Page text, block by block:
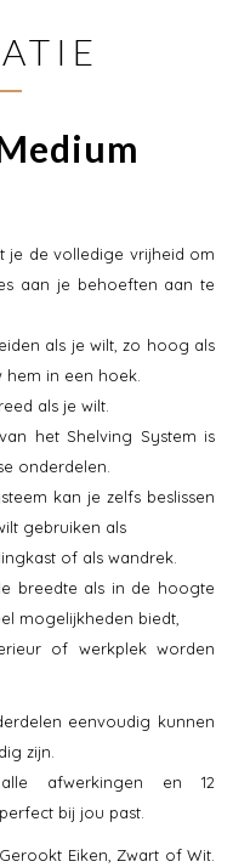
je de volledige vrijheid om
aan je behoeften aan te
als je wilt, zo hoog als
hem in een hoek.
als je wilt.
het Shelving System is
onderdelen.
kan je zelfs beslissen
gebruiken als
of als wandrek.
breedte als in de hoogte
mogelijkheden biedt,
of werkplek worden
eenvoudig kunnen
zijn.
afwerkingen en 12
bij jou past.
Eiken, Zwart of Wit.